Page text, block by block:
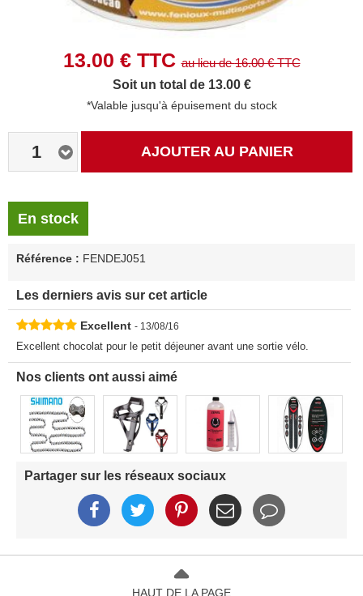
13.00 € TTCau lieu de16.00€ TTC
Soit un total de 13.00 €
*Valable jusqu'à épuisement du stock
1 AJOUTER AU PANIER
En stock
Référence : FENDEJ051
Les derniers avis sur cet article
Excellent - 13/08/16
Excellent chocolat pour le petit déjeuner avant une sortie vélo.
Nos clients ont aussi aimé
Partager sur les réseaux sociaux
HAUT DE LA PAGE